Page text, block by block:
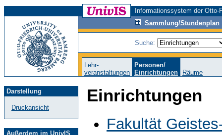
Informationssystem der
Sammlung/Stundenplan
Suche:
Lehr-
veranstaltungen
Personen/
Einrichtungen
Räume
Darstellung
Druckansicht
Außerdem im UnivIS
Einrichtungen
Fakultät